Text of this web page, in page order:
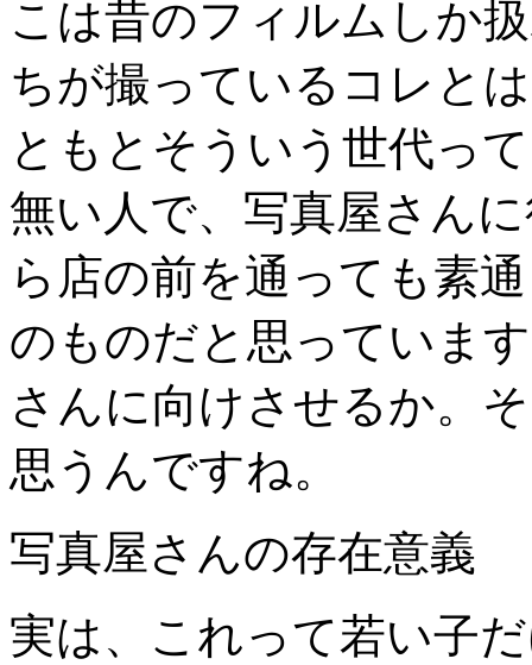
こは昔のフィルムしか
ちが撮っているコレと
ともとそういう世代っ
無い人で、写真屋さん
ら店の前を通っても素
のものだと思っていま
さんに向けさせるか。
思うんですね。
写真屋さんの存在意義
実は、これって若い子